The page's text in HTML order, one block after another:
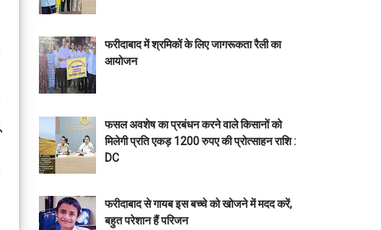
फरीदाबाद में श्रमिकों के लिए जागरूकता रैली का
आयोजन
फसल अवशेष का प्रबंधन करने वाले किसानों को
मिलेगी प्रति एकड़ 1200 रुपए की प्रोत्साहन राशि :
DC
फरीदाबाद से गायब इस बच्चे को खोजने में मदद करें,
बहुत परेशान हैं परिजन